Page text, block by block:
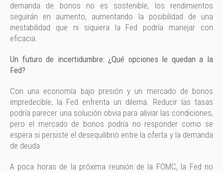
demanda de bonos no es sostenible, los rendimientos
seguirán en aumento, aumentando la posibilidad de una
inestabilidad que ni siquiera la Fed podría manejar con
eficacia.
Un futuro de incertidumbre: ¿Qué opciones le quedan a la
Fed?
Con una economía bajo presión y un mercado de bonos
impredecible, la Fed enfrenta un dilema. Reducir las tasas
podría parecer una solución obvia para aliviar las condiciones,
pero el mercado de bonos podría no responder como se
espera si persiste el desequilibrio entre la oferta y la demanda
de deuda.
A poca horas de la próxima reunión de la FOMC, la Fed no